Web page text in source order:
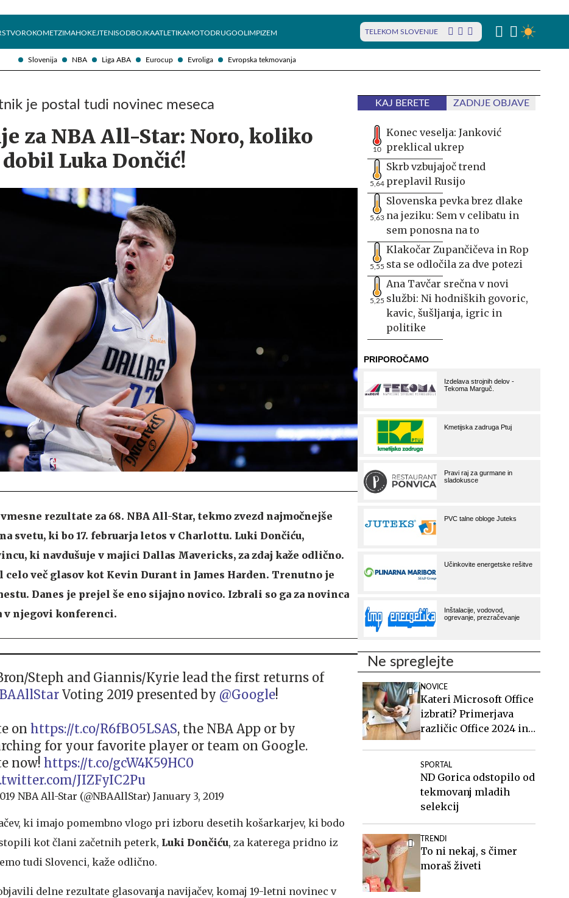
Slovenija NBA Liga ABA Eurocup Evroliga Evropska tekmovanja
ROKOMETZIMAHOKEJTENISODBOJKAATLETIKAMOTODRUGOOLIMPIZEM TELEKOM SLOVENIJE
je postal tudi novinec meseca
za NBA All-Star: Noro, koliko
Luka Dončić!
rezultate za 68. NBA All-Star, tekmo zvezd najmočnejše
svetu, ki bo 17. februarja letos v Charlottu. Luki Dončiću,
ki navdušuje v majici Dallas Mavericks, za zdaj kaže odlično.
celo več glasov kot Kevin Durant in James Harden. Trenutno je
Danes je prejel še eno sijajno novico. Izbrali so ga za novinca
v njegovi konferenci.
Steph and Giannis/Kyrie lead the first returns of
Voting 2019 presented by @Google!
on https://t.co/R6fBO5LSAS, the NBA App or by
for your favorite player or team on Google.
now! https://t.co/gcW4K59HC0
JIZFyIC2Pu
NBA All-Star (@NBAAllStar) January 3, 2019
ki imajo pomembno vlogo pri izboru desetih košarkarjev, ki bodo
kot člani začetnih peterk, Luki Dončiću, za katerega pridno iz
tudi Slovenci, kaže odlično.
delne rezultate glasovanja navijačev, komaj 19-letni novinec v
KAJ BERETE ZADNJE OBJAVE
10
Konec veselja: Janković
preklical ukrep
5,64
Skrb vzbujajoč trend
preplavil Rusijo
5,63
Slovenska pevka brez dlake
na jeziku: Sem v celibatu in
sem ponosna na to
5,55
Klakočar Zupančičeva in Rop
sta se odločila za dve potezi
5,25
Ana Tavčar srečna v novi
službi: Ni hodniških govoric,
kavic, šušljanja, igric in
politike
Ne spreglejte
NOVICE
Kateri Microsoft Office
izbrati? Primerjava
različic Office 2024 in
SPORTAL
ND Gorica odstopilo od
tekmovanj mladih
selekcij
TRENDI
To ni nekaj, s čimer
moraš živeti